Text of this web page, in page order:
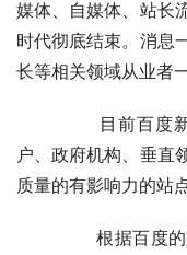
媒体、自媒体、站长
时代彻底结束。消息
长等相关领域从业者
户、政府机构、垂直
质量的有影响力的站